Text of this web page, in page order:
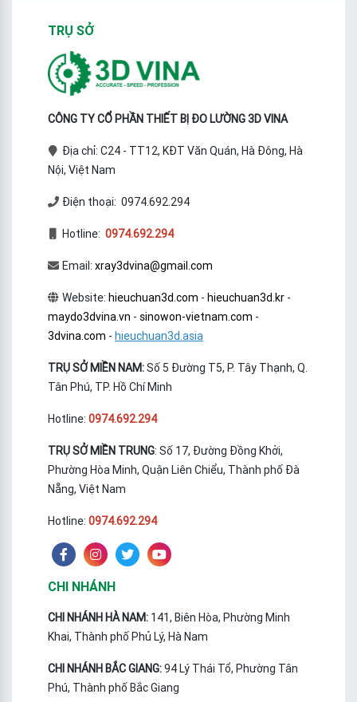
TRỤ SỞ
CÔNG TY CỔ PHẦN THIẾT BỊ ĐO LƯỜNG 3D VINA
Địa chỉ: C24 - TT12, KĐT Văn Quán, Hà Đông, Hà
Nội, Việt Nam
Điện thoại: 0974.692.294
Hotline: 0974.692.294
Email: xray3dvina@gmail.com
Website: hieuchuan3d.com - hieuchuan3d.kr-
maydo3dvina.vn - sinowon-vietnam.com -
3dvina.com - hieuchuan3d.asia
TRỤ SỞ MIỀN NAM:Số 5 Đường T5, P. Tây Thạnh, Q.
Tân Phú, TP. Hồ Chí Minh
Hotline: 0974.692.294
TRỤ SỞ MIỀN TRUNG: Số 17, Đường Đồng Khởi,
Phường Hòa Minh, Quận Liên Chiểu, Thành phố Đà
Nẵng, Việt Nam
Hotline: 0974.692.294
CHI NHÁNH
CHI NHÁNH HÀ NAM: 141, Biên Hòa, Phường Minh
Khai, Thành phố Phủ Lý, Hà Nam
CHI NHÁNH BẮC GIANG:94 Lý Thái Tổ, Phường Tân
Phú, Thành phố Bắc Giang